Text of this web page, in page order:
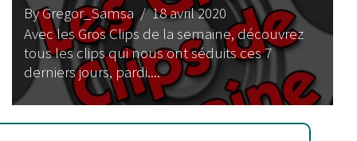
By Gregor_Samsa / 18 avril 2020
Avec les Gros Clips de la semaine, découvrez
tous les clips qui nous ont séduits ces 7
derniers jours, pardi....